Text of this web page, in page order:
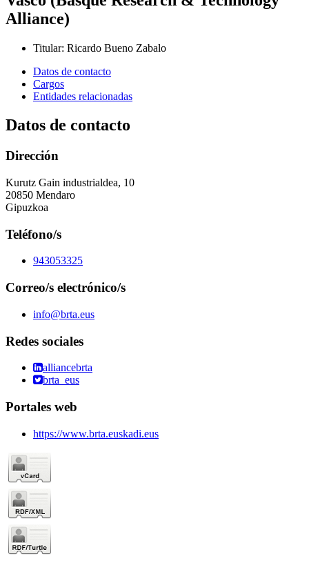
Alliance)
Titular: Ricardo Bueno Zabalo
Datos de contacto
Cargos
Entidades relacionadas
Datos de contacto
Dirección
Kurutz Gain industrialdea, 10
20850 Mendaro
Gipuzkoa
Teléfono/s
943053325
Correo/s electrónico/s
info@brta.eus
Redes sociales
alliancebrta
brta_eus
Portales web
https://www.brta.euskadi.eus